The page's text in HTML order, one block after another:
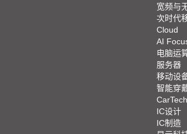
宽频与
次时代
Cloud
AI
电脑运
服务器
移动设
智能穿
CarTech
IC设计
IC制造